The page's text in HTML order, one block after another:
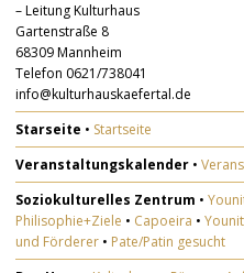
– Leitung Kulturhaus
Gartenstraße 8
68309 Mannheim
Telefon 0621/738041
info@kulturhauskaefertal.de
Starseite • Startseite
Veranstaltungskalender •
Soziokulturelles Zentrum •
Philisophie+Ziele • Capoeira •
und Förderer • Pate/Patin gesucht